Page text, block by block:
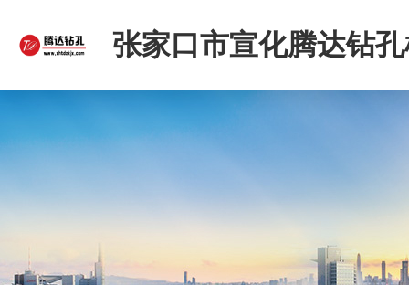
张家口市宣化腾达钻
限公司